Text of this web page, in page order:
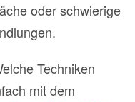
oder schwierige
Techniken
mit dem